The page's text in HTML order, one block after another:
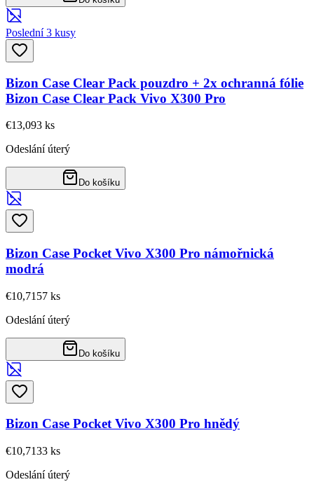
Poslední 3 kusy
Bizon Case Clear Pack pouzdro + 2x ochranná fólie
Bizon Case Clear Pack Vivo X300 Pro
€13,093 ks
Odeslání úterý
Do košíku
Bizon Case Pocket Vivo X300 Pro námořnická
modrá
€10,71 57 ks
Odeslání úterý
Do košíku
Bizon Case Pocket Vivo X300 Pro hnědý
€10,7133 ks
Odeslání úterý